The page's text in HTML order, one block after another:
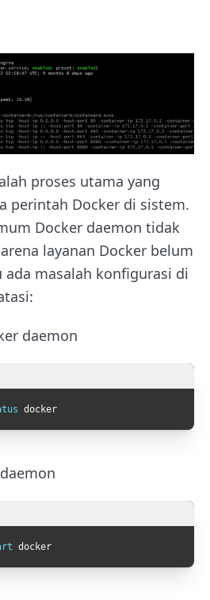
proses utama yang
perintah Docker di sistem.
Docker daemon tidak
layanan Docker belum
ada masalah konfigurasi di
daemon
docker
docker